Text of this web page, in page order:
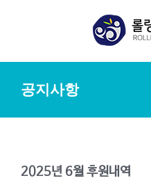
공지사항
2025년 6월 후원내역